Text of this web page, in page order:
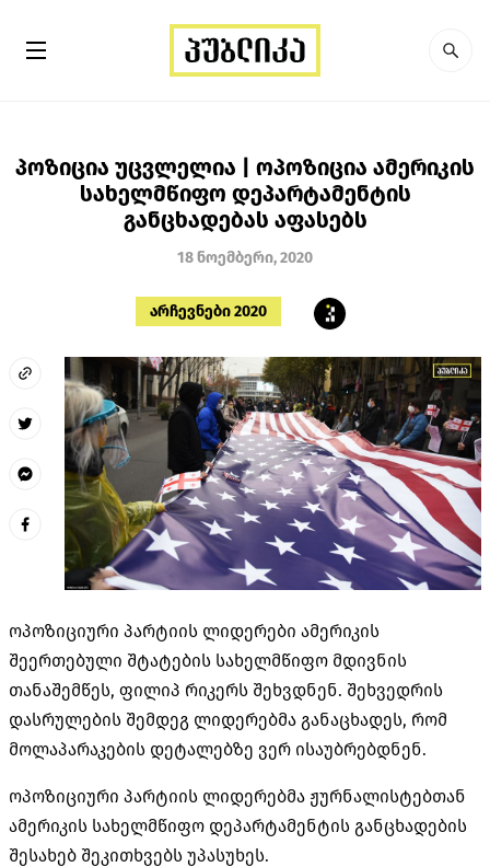
პოზიცია უცვლელია | ოპოზიცია ამერიკის
სახელმწიფო დეპარტამენტის
განცხადებას აფასებს
18 ნოემბერი, 2020
არჩევნები 2020
ოპოზიციური პარტიის ლიდერები ამერიკის
შეერთებული შტატების სახელმწიფო მდივნის
თანაშემწეს, ფილიპ რიკერს შეხვდნენ. შეხვედრის
დასრულების შემდეგ ლიდერებმა განაცხადეს, რომ
მოლაპარაკების დეტალებზე ვერ ისაუბრებდნენ.
ოპოზიციური პარტიის ლიდერებმა ჟურნალისტებთან
ამერიკის სახელმწიფო დეპარტამენტის განცხადების
შესახებ შეკითხვებს უპასუხეს.